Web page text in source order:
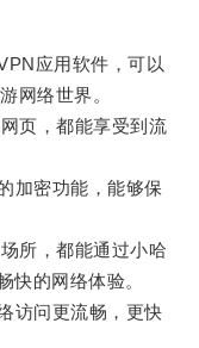
应用软件，可以
网络世界。
页，都能享受到流
密功能，能够保
所，都能通过小哈
快的网络体验。
问更流畅，更快